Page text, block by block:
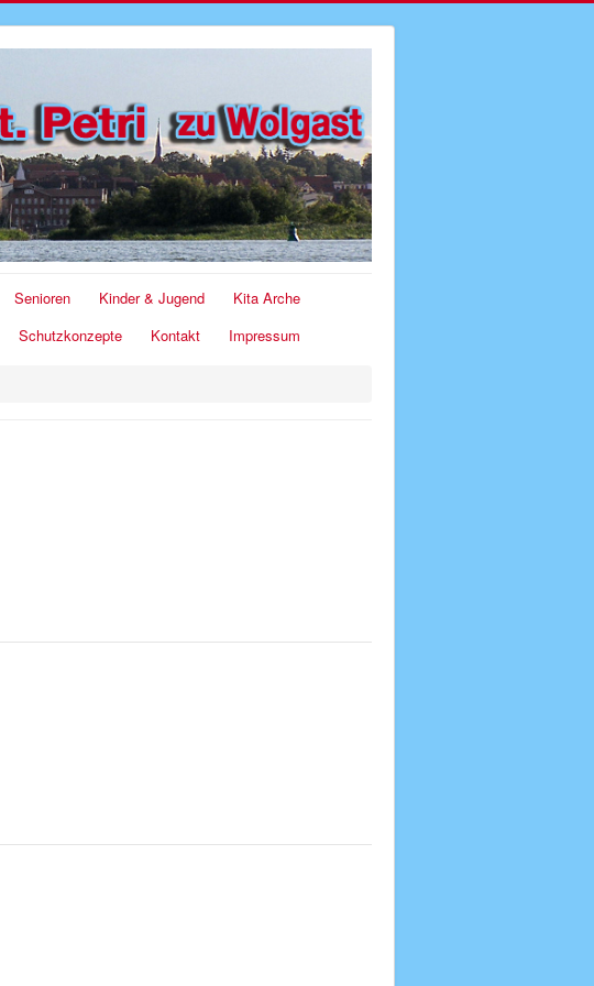
Senioren Kinder & Jugend
Kita Arche
Schutzkonzepte Kontakt Impressum